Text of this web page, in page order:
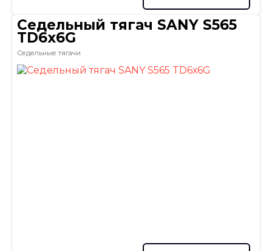
Седельный тягач SANY S565
TD6х6G
Седельные тягачи